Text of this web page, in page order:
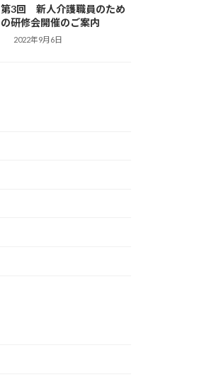
第3回 新人介護職員のため
の研修会開催のご案内
2022年9月6日